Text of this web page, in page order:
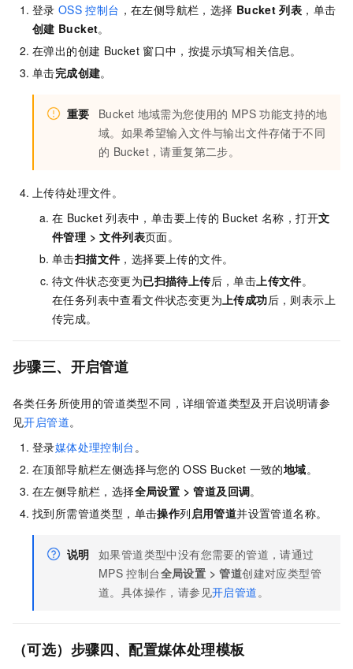
登录 OSS 控制台 ，在左侧导航栏，选择 Bucket 列表 ，单击
创建 Bucket。
在弹出的创建 Bucket 窗口中，按提示填写相关信息。
单击完成创建。
重要 Bucket 地域需为您使用的 MPS 功能支持的地
域。如果希望输入文件与输出文件存储于不同
的 Bucket，请重复第二步。
上传待处理文件。
在 Bucket 列表中，单击要上传的 Bucket 名称，打开文
件管理 >文件列表页面。
单击扫描文件 ，选择要上传的文件。
待文件状态变更为已扫描待上传后，单击 上传文件。
在任务列表中查看文件状态变更为 上传成功后，则表示上
传完成。
步骤三、开启管道
各类任务所使用的管道类型不同，详细管道类型及开启说明请参
见开启管道。
登录媒体处理控制台 。
在顶部导航栏左侧选择与您的 OSS Bucket 一致的地域。
在左侧导航栏，选择全局设置 >管道及回调。
找到所需管道类型，单击操作列 启用管道并设置管道名称。
说明 如果管道类型中没有您需要的管道，请通过
MPS 控制台全局设置 >管道创建对应类型管
道。具体操作，请参见开启管道 。
（可选）步骤四、配置媒体处理模板